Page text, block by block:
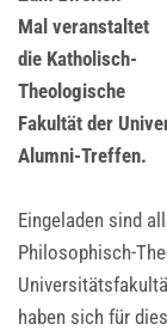
Mal veranstaltet
die Katholisch-
Theologische
Fakultät der
Alumni-Treffen.
Eingeladen sind
Philosophisch-
haben sich für